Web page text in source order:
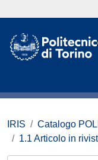
IRIS Catalogo
1.1 Articolo in